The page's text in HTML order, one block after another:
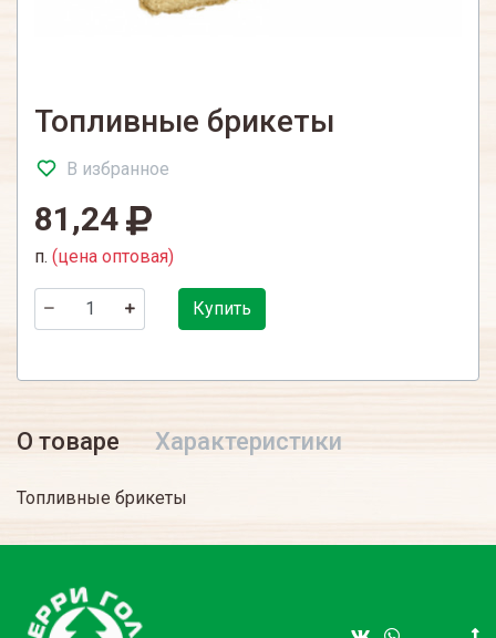
Топливные брикеты
В избранное
81,24
п. (цена оптовая)
Купить
О товаре Характеристики
Топливные брикеты